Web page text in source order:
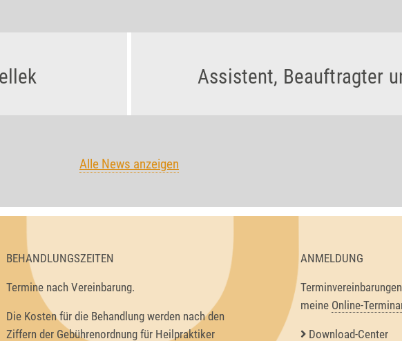
Assistent, Beauftragter
Alle News anzeigen
BEHANDLUNGSZEITEN
Termine nach Vereinbarung.
Die Kosten für die Behandlung werden nach den
Ziffern der Gebührenordnung für Heilpraktiker
ANMELDUNG
meine Online-
Download-Center